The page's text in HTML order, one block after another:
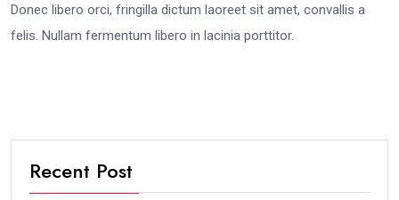
Donec libero orci, fringilla dictum laoreet sit amet, convallis a
felis. Nullam fermentum libero in lacinia porttitor.
Recent Post